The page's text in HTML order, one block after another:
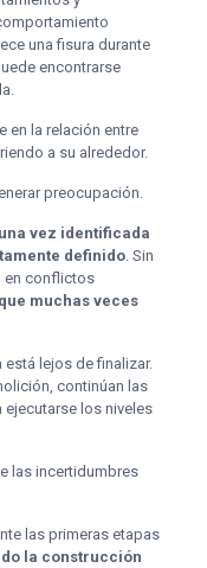
una fisura durante
encontrarse
en la relación entre
a su alrededor.
preocupación.
vez identificada
definido. Sin
en conflictos
muchas veces
lejos de finalizar.
continúan las
los niveles
las incertidumbres
las primeras etapas
la construcción